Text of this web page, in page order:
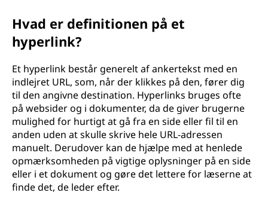
Hvad er definitionen på et
hyperlink?
Et hyperlink består generelt af ankertekst med en
indlejret URL, som, når der klikkes på den, fører dig
til den angivne destination. Hyperlinks bruges ofte
på websider og i dokumenter, da de giver brugerne
mulighed for hurtigt at gå fra en side eller fil til en
anden uden at skulle skrive hele URL-adressen
manuelt. Derudover kan de hjælpe med at henlede
opmærksomheden på vigtige oplysninger på en side
eller i et dokument og gøre det lettere for læserne at
finde det, de leder efter.